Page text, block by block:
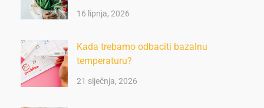
16 lipnja, 2026
Kada trebamo odbaciti bazalnu
temperaturu?
21 siječnja, 2026